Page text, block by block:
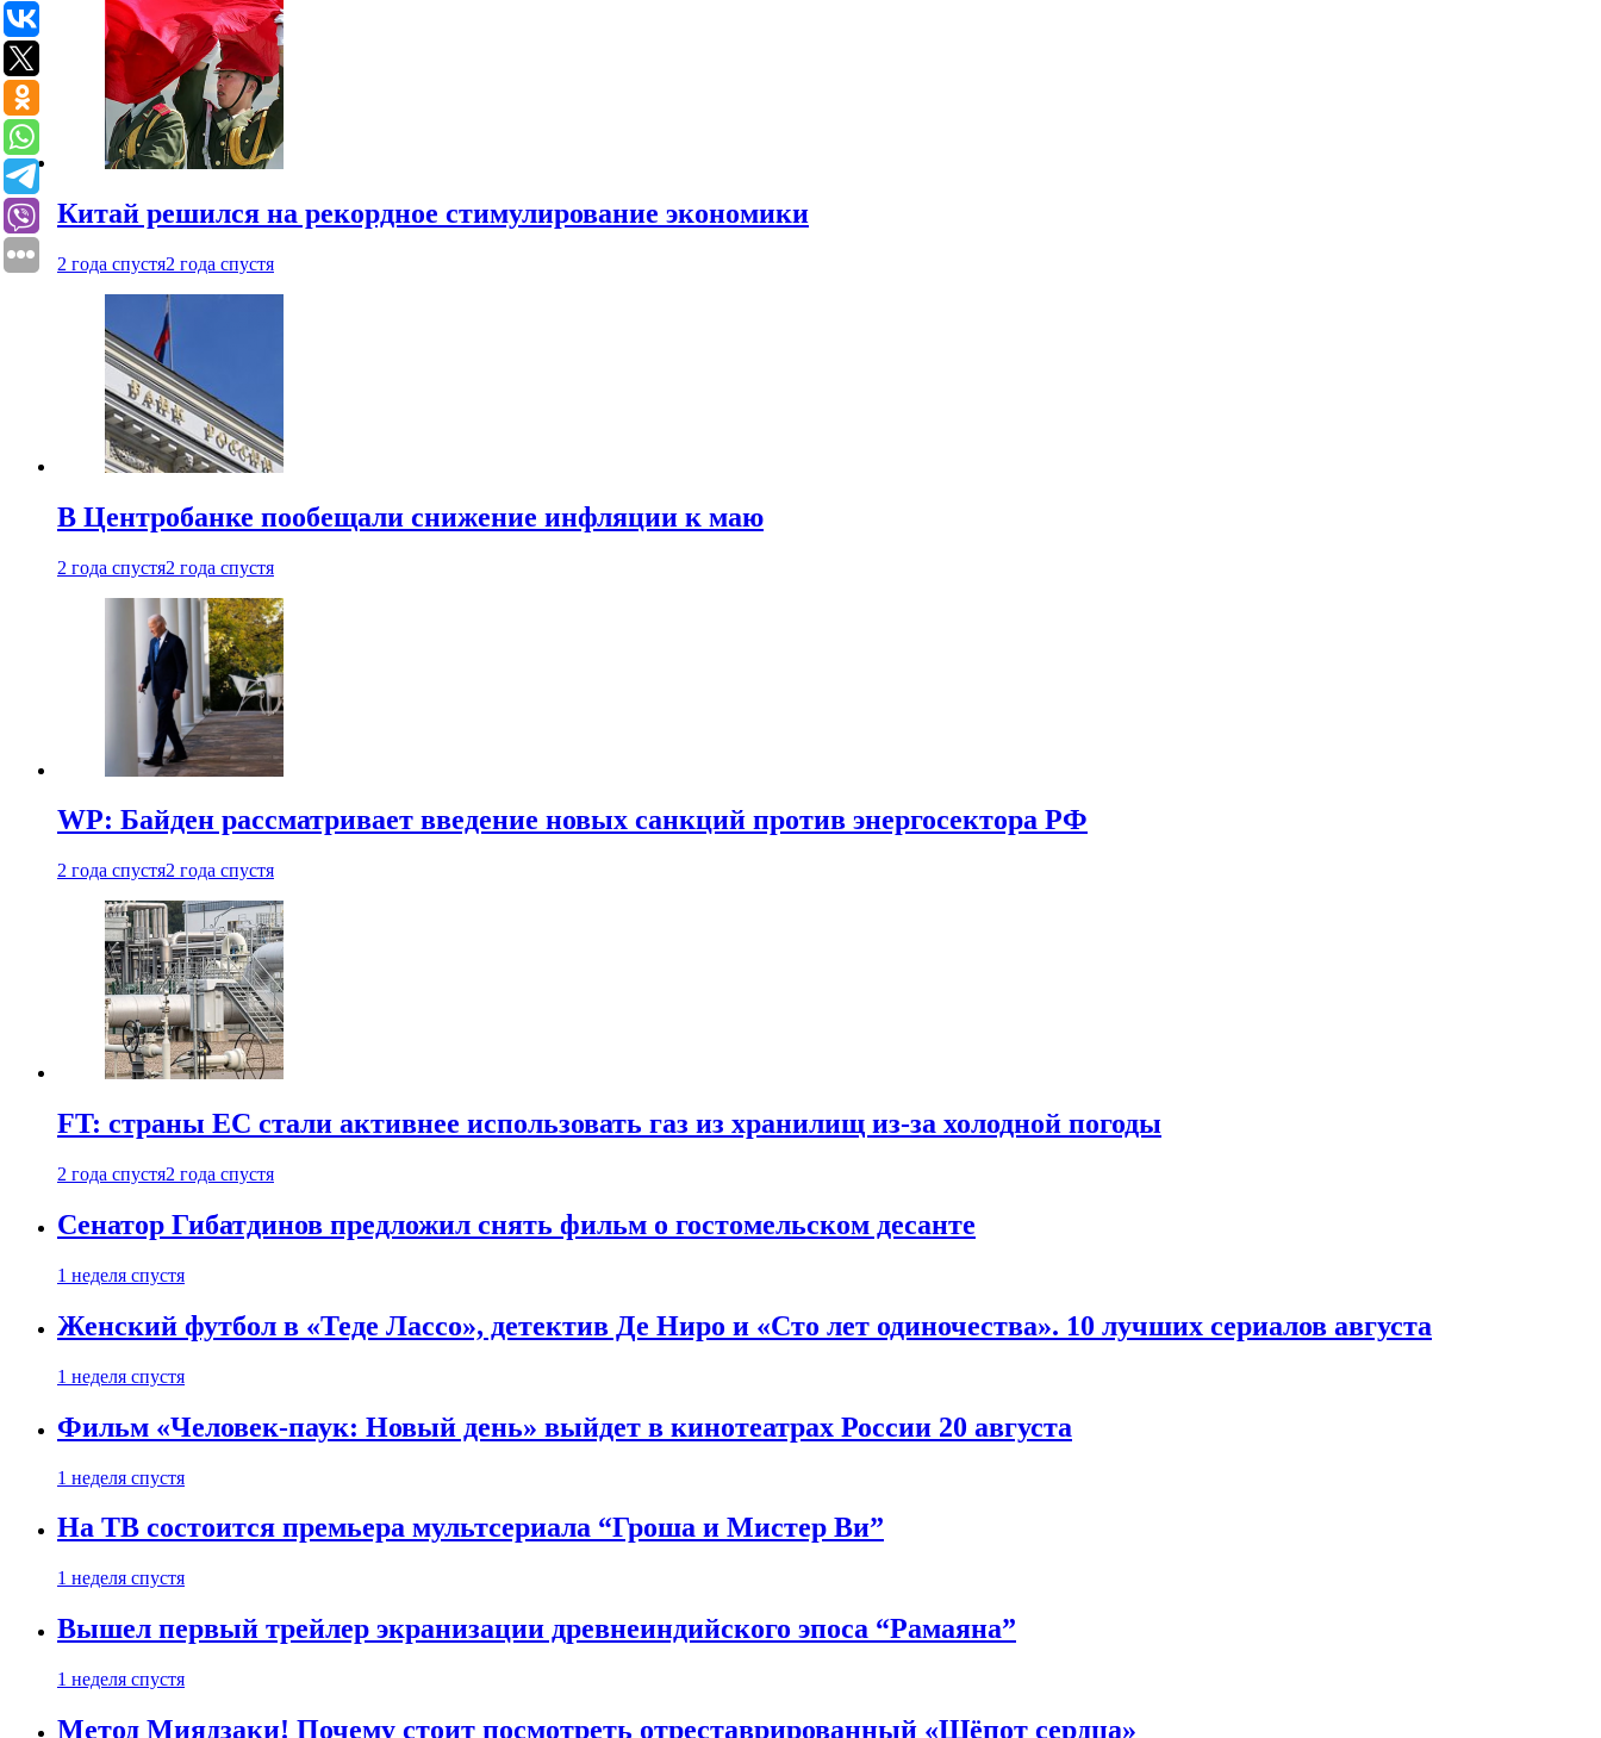
Китай решился на рекордное стимулирование экономики
2 года спустя2 года спустя
В Центробанке пообещали снижение инфляции к маю
2 года спустя2 года спустя
WP: Байден рассматривает введение новых санкций против энергосектора РФ
2 года спустя2 года спустя
FT: страны ЕС стали активнее использовать газ из хранилищ из-за холодной погоды
2 года спустя2 года спустя
Сенатор Гибатдинов предложил снять фильм о гостомельском десанте
1 неделя спустя
Женский футбол в «Теде Лассо», детектив Де Ниро и «Сто лет одиночества». 10 лучших сериалов августа
1 неделя спустя
Фильм «Человек-паук: Новый день» выйдет в кинотеатрах России 20 августа
1 неделя спустя
На ТВ состоится премьера мультсериала “Гроша и Мистер Ви”
1 неделя спустя
Вышел первый трейлер экранизации древнеиндийского эпоса “Рамаяна”
1 неделя спустя
Метод Миядзаки! Почему стоит посмотреть отреставрированный «Шёпот сердца»